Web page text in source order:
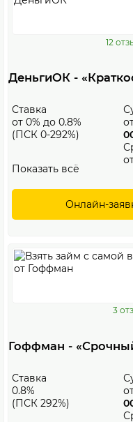
12
ДеньгиОК -
Ставка
от 0% до 0.8%
(ПСК 0-292%)
Показать всё
Онлайн-
3
Гоффман -
Ставка
0.8%
(ПСК 292%)